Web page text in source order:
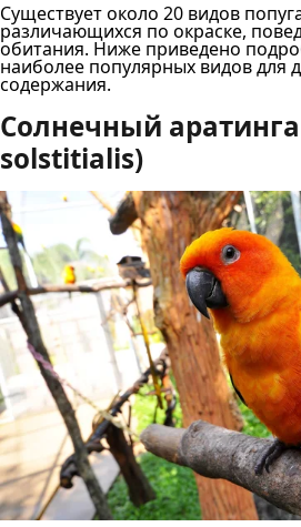
Существует около 20 видов
различающихся по окраске,
обитания. Ниже приведено
наиболее популярных видов для
содержания.
Солнечный
solstitialis)